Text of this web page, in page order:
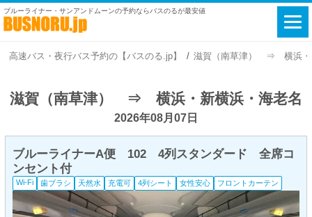
ブルーライナー・サンアンドムーンの予約ならバスのるが最安値
高速バス・夜行バス予約の【バスのる.jp】 滋賀（南草津） ⇒ 横浜・
滋賀（南草津） ⇒ 横浜・新横浜・海老名
2026年08月07日
ブルーライナーA便 102 4列スタンダード 全席コ
ンセント付
Wi-Fi 歯ブラシ 天然水 充電可 4列シート 女性安心 フロントカーテン